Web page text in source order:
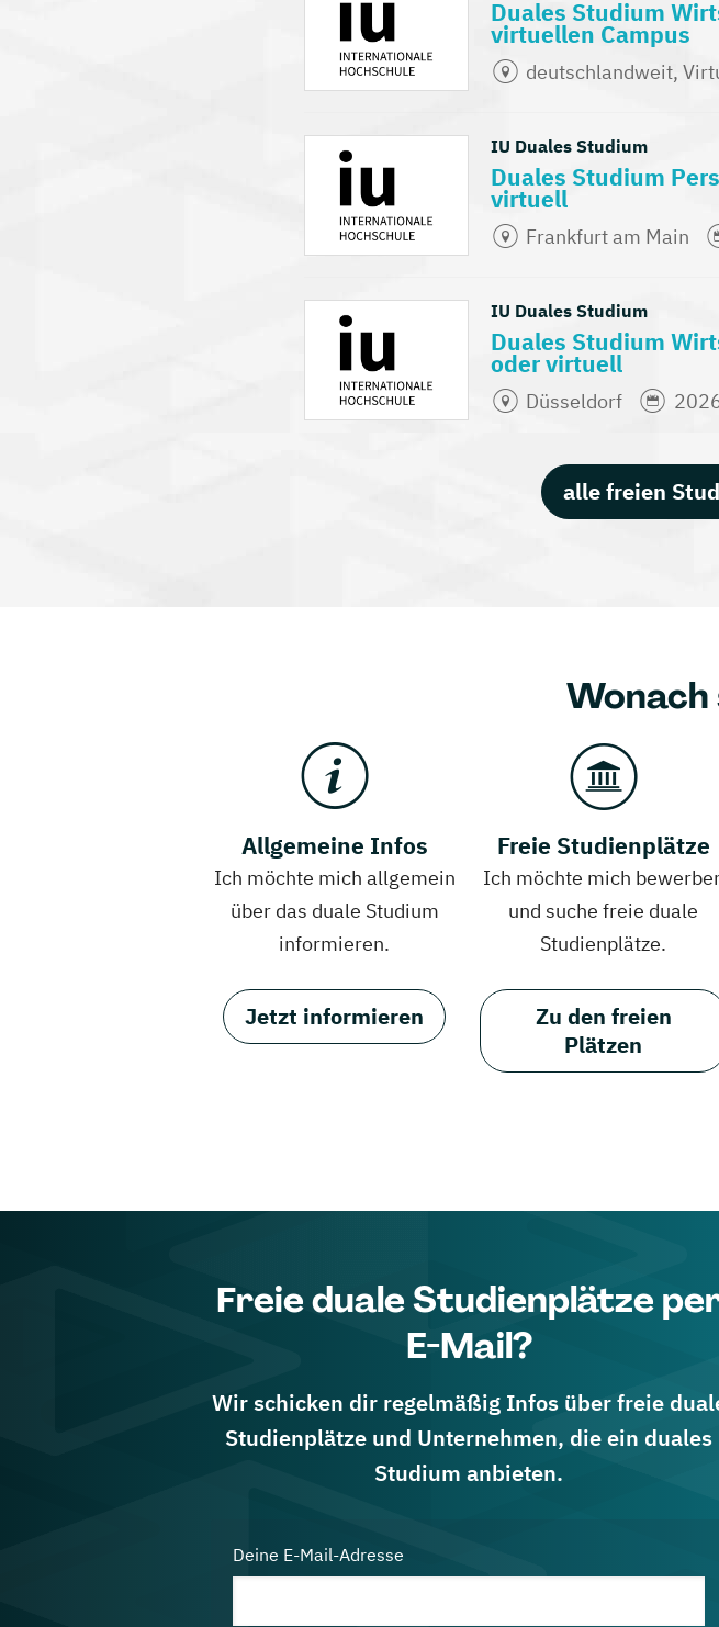
Duales Studium
virtuellen Campus
deutschlandweit,
IU Duales Studium
Duales Studium
virtuell
Frankfurt am Main
IU Duales Studium
Duales Studium
oder virtuell
Düsseldorf
alle freien
Wonach
Allgemeine Infos
Ich möchte mich allgemein
über das duale Studium
informieren.
Jetzt informieren
Freie Studienplätze
Ich möchte mich
und suche freie duale
Studienplätze.
Zu den freien
Plätzen
Freie duale Studienplätze
E-Mail?
Wir schicken dir regelmäßig Infos über freie
Studienplätze und Unternehmen, die ein duales
Studium anbieten.
Deine E-Mail-Adresse